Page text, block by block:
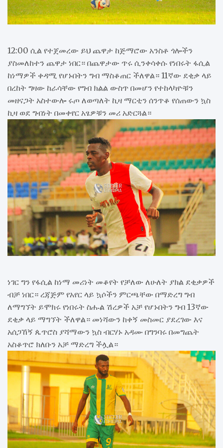
12:00 ሲል የተጀመረው ይህ ጨዋታ ከጅማሮው አንስቶ ጎሎችን
ያስመለከተን ጨዋታ ነበር። በጨዋታው ጥሩ ሲንቀሳቀሱ የነበሩት ፋሲል
ከነማዎች ቀዳሚ የሆኑበትን ግብ ማስቆጠር ችለዋል። 11ኛው ደቂቃ ላይ
በረከት ግዛው ከራሳቸው የግብ ክልል ውስጥ በመሆን የተከላካዮቹን
መዘናጋት አስተውሎ ሩጦ ለወጣለት ኪዛ ማርቲን ሰንጥቆ የሰጠውን ኳስ
ኪዛ ወደ ግብነት በመቀየር አፄዎቹን መሪ አድርጓል።
ነገር ግን የፋሲል ከነማ መሪነት መቆየት የቻለው ለሁለት ያክል ደቂቃዎች
ብቻ ነበር። ረጃጅም የአየር ላይ ኳሶችን ምርጫቸው በማድረግ ግብ
ለማግኘት ይሞክሩ የነበሩት ስሑል ሽረዎች አቻ የሆኑበትን ግብ 13ኛው
ደቂቃ ላይ ማግኘት ችለዋል። መነሻውን ከቀኝ መስመር ያደረገው እና
አሰጋኸኝ ጴጥሮስ ያሻማውን ኳስ ብርሃኑ አዳሙ በግንባሩ በመግጨት
አስቆጥሮ ክለቡን አቻ ማድረግ ችሏል።